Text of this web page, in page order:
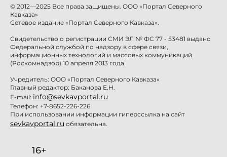
© 2012—2025 Все права защищены. ООО «Портал Северного
Кавказа»
Сетевое издание «Портал Северного Кавказа».
Свидетельство о регистрации СМИ ЭЛ № ФС 77 - 53481 выдано
Федеральной службой по надзору в сфере связи,
информационных технологий и массовых коммуникаций
(Роскомнадзор) 10 апреля 2013 года.
Учредитель: ООО «Портал Северного Кавказа»
Главный редактор: Баканова Е.Н.
E-mail: info@sevkavportal.ru
Телефон: +7-8652-226-226
При использовании информации гиперссылка на сайт
sevkavportal.ru обязательна.
16+